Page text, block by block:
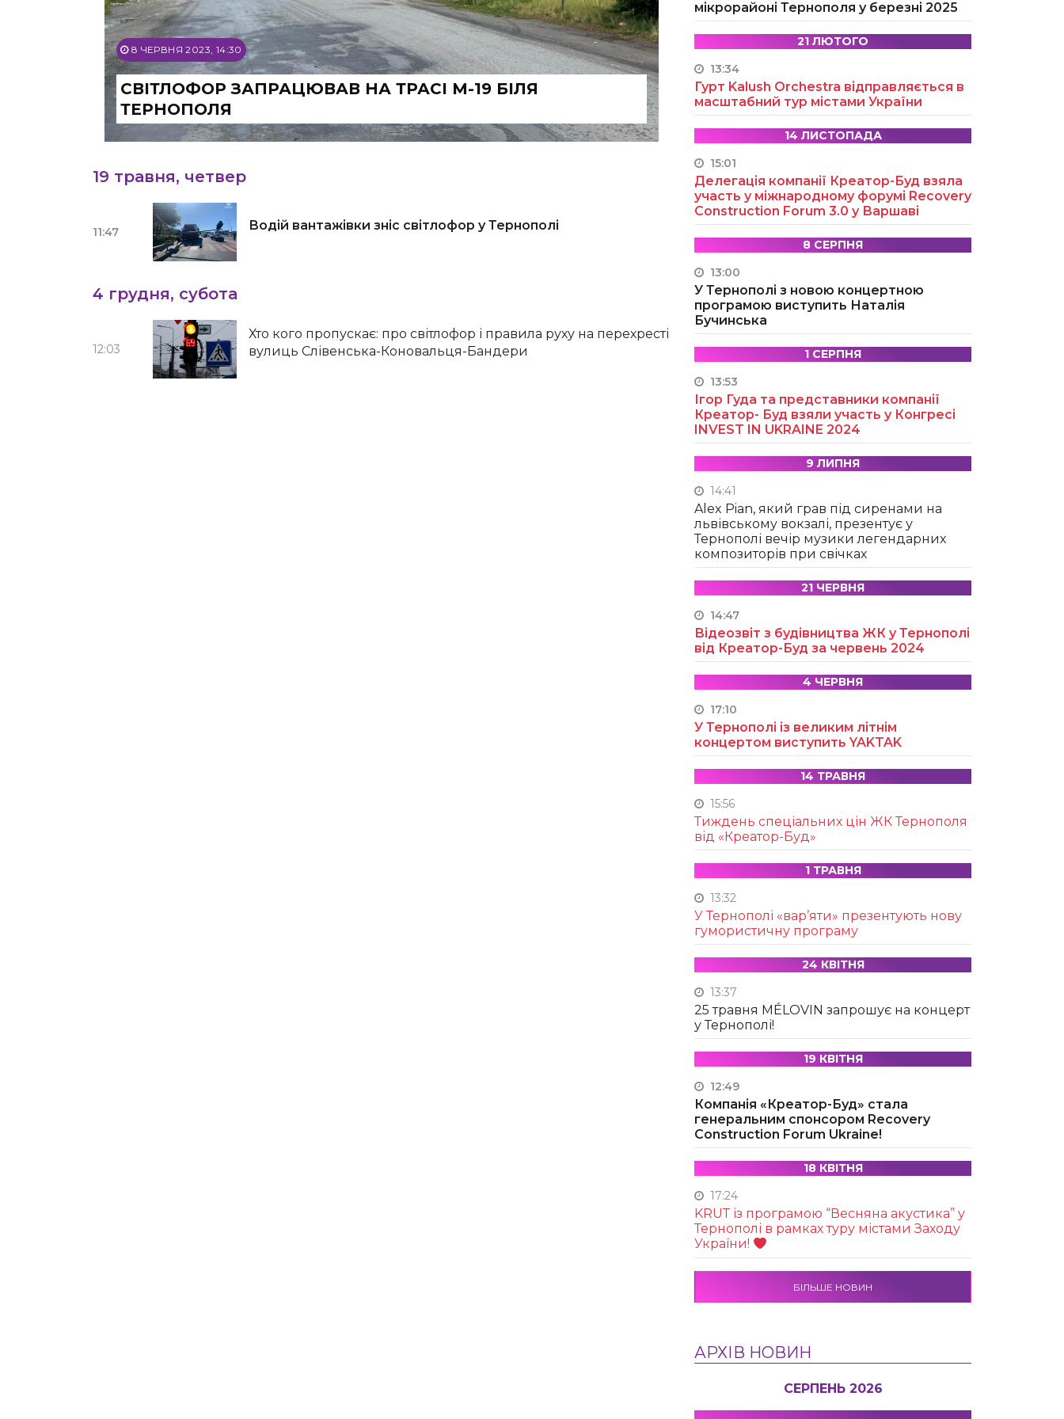
8 ЧЕРВНЯ 2023, 14:30
СВІТЛОФОР ЗАПРАЦЮВАВ НА ТРАСІ М-19 БІЛЯ
ТЕРНОПОЛЯ
19 травня, четвер
11:47 Водій вантажівки зніс світлофор у Тернополі
4 грудня, субота
12:03
Хто кого пропускає: про світлофор і правила руху на перехресті
вулиць Слівенська-Коновальця-Бандери
мікрорайоні Тернополя у березні 2025
21 ЛЮТОГО
13:34
Гурт Kalush Orchestra відправляється в
масштабний тур містами України
14 ЛИСТОПАДА
15:01
Делегація компанії Креатор-Буд взяла
участь у міжнародному форумі Recovery
Construction Forum 3.0 у Варшаві
8 СЕРПНЯ
13:00
У Тернополі з новою концертною
програмою виступить Наталія
Бучинська
1 СЕРПНЯ
13:53
Ігор Гуда та представники компанії
Креатор- Буд взяли участь у Конгресі
INVEST IN UKRAINE 2024
9 ЛИПНЯ
14:41
Alex Pian, який грав під сиренами на
львівському вокзалі, презентує у
Тернополі вечір музики легендарних
композиторів при свічках
21 ЧЕРВНЯ
14:47
Відеозвіт з будівництва ЖК у Тернополі
від Креатор-Буд за червень 2024
4 ЧЕРВНЯ
17:10
У Тернополі із великим літнім
концертом виступить YAKTAK
14 ТРАВНЯ
15:56
Тиждень спеціальних цін ЖК Тернополя
від «Креатор-Буд»
1 ТРАВНЯ
13:32
У Тернополі «вар’яти» презентують нову
гумористичну програму
24 КВІТНЯ
13:37
25 травня MÉLOVIN запрошує на концерт
у Тернополі!
19 КВІТНЯ
12:49
Компанія «Креатор-Буд» стала
генеральним спонсором Recovery
Construction Forum Ukraine!
18 КВІТНЯ
17:24
KRUТ із програмою “Весняна акустика” у
Тернополі в рамках туру містами Заходу
України!
БІЛЬШЕ НОВИН
АРХІВ НОВИН
СЕРПЕНЬ 2026